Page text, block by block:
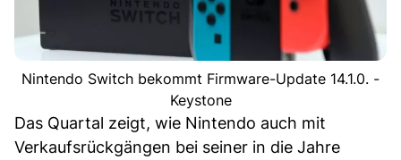
Nintendo Switch bekommt Firmware-Update 14.1.0. -
Keystone
Das Quartal zeigt, wie Nintendo auch mit
Verkaufsrückgängen bei seiner in die Jahre